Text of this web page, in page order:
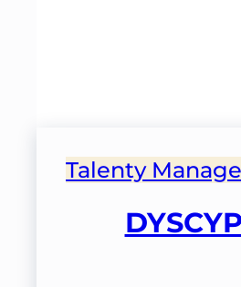
Talenty